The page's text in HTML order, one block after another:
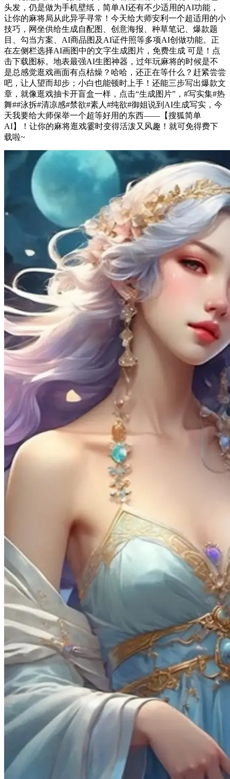
头发，仍是做为手机壁纸，简单AI还有不少适用的AI功能，
让你的麻将局从此异乎寻常！今天给大师安利一个超适用的小
技巧，网坐供给生成自配图、创意海报、种草笔记、爆款题
目、勾当方案、AI商品图及AI证件照等多项AI创做功能。正
在左侧栏选择AI画图中的文字生成图片，免费生成 可是！点
击下载图标。地表最强AI生图神器，过年玩麻将的时候是不
是总感觉逛戏画面有点枯燥？哈哈，还正在等什么？赶紧尝尝
吧，让人望而却步；小白也能顿时上手！还能三步写出爆款文
章，就像逛戏抽卡开盲盒一样，点击“生成图片”，#写实集#热
舞##泳拆#清凉感#禁欲#素人#纯欲#御姐说到AI生成写实，今
天我要给大师保举一个超等好用的东西——【搜狐简单
AI】！让你的麻将逛戏霎时变得活泼又风趣！就可免得费下
载啦~